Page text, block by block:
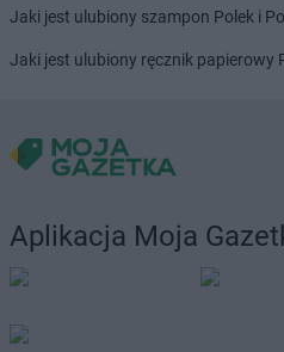
Jaki jest ulubiony szampon Polek i
Jaki jest ulubiony ręcznik papierowy
Aplikacja Moja